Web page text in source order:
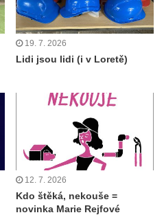
19. 7. 2026
Lidi jsou lidi (i v Loretě)
12. 7. 2026
Kdo štěká, nekouše =
novinka Marie Rejfové